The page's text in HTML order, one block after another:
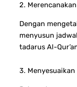
2.
Dengan
menyusun
tadarus Al-
3. Menyesuaikan